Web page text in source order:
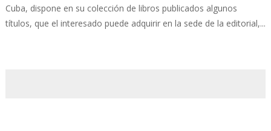
Cuba, dispone en su colección de libros publicados algunos
títulos, que el interesado puede adquirir en la sede de la editorial,...